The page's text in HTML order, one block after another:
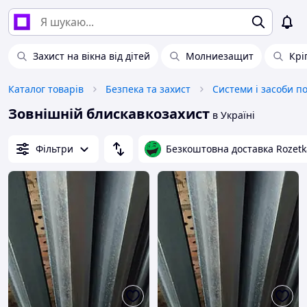
Захист на вікна від дітей Молниезащит
Каталог товарів Безпека та захист Системи і засоби
Зовнішній блискавкозахист в Україні
Фільтри Безкоштовна доставка